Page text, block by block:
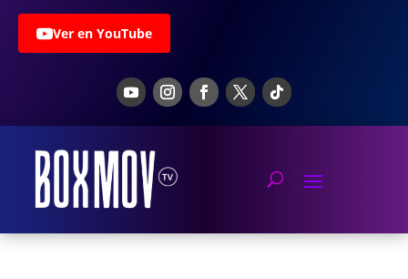
Ver en YouTube